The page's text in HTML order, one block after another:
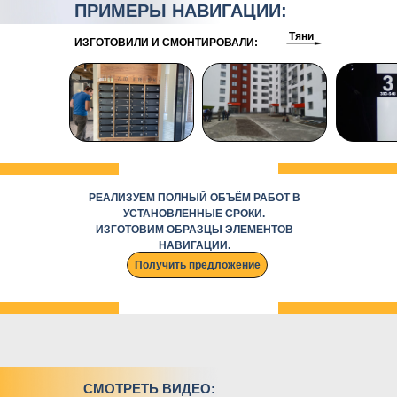
ПРИМЕРЫ НАВИГАЦИИ:
Тяни
ИЗГОТОВИЛИ И СМОНТИРОВАЛИ:
РЕАЛИЗУЕМ ПОЛНЫЙ ОБЪЁМ РАБОТ В
УСТАНОВЛЕННЫЕ СРОКИ.
ИЗГОТОВИМ ОБРАЗЦЫ ЭЛЕМЕНТОВ
НАВИГАЦИИ.
Получить предложение
СМОТРЕТЬ ВИДЕО: